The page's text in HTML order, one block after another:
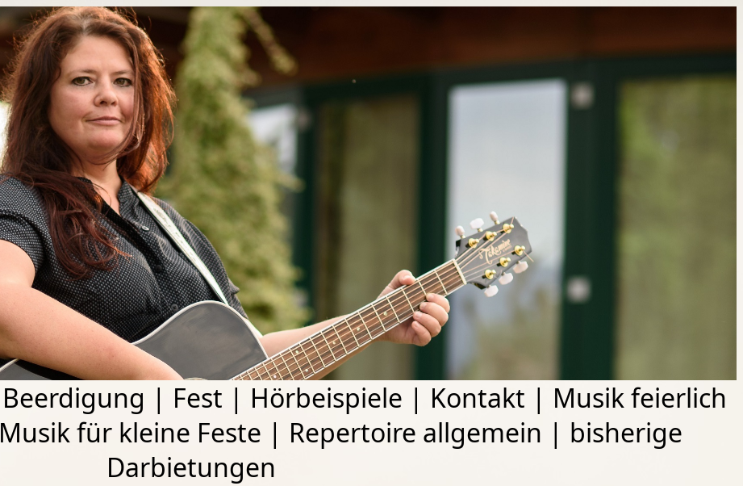
Beerdigung | Fest | Hörbeispiele | Kontakt | Musik feierlich
Musik für kleine Feste | Repertoire allgemein | bisherige
Darbietungen